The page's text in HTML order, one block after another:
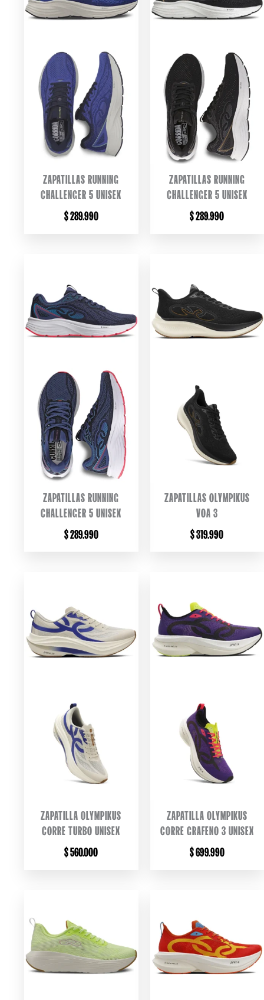
ZAPATILLAS RUNNING
CHALLENGER 5 UNISEX
$289.990
ZAPATILLAS RUNNING
CHALLENGER 5 UNISEX
$289.990
ZAPATILLAS RUNNING
CHALLENGER 5 UNISEX
$289.990
ZAPATILLAS OLYMPIKUS
VOA 3
$319.990
ZAPATILLA OLYMPIKUS
CORRE TURBO UNISEX
$560.000
ZAPATILLA OLYMPIKUS
CORRE GRAFENO 3 UNISEX
$699.990